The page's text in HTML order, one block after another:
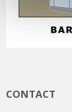
CONTACT